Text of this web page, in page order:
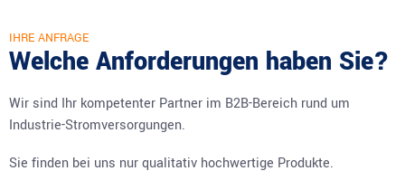
IHRE ANFRAGE
Welche Anforderungen haben Sie?
Wir sind Ihr kompetenter Partner im B2B-Bereich rund um
Industrie-Stromversorgungen.
Sie finden bei uns nur qualitativ hochwertige Produkte.